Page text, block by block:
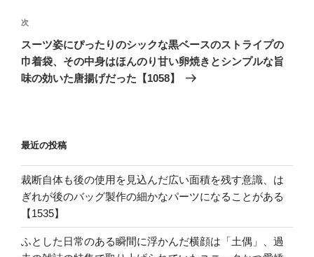
ー
シ
ョ
ン
次
の
投
稿
次
スーツ姿にぴったりのシックな黒ベースのストライプの
巾着袋、その中身はほんのり甘い卵焼きとシンプルな旨
味の効いた唐揚げだった【1058】
最近の投稿
裁断自体も後の使用を見込んだ広い面積を残す意識、は
ぎれが後のバッグ製作の細かなパーツになることがある
【1535】
ふとした日常のある瞬間に浮かんだ横顔は「土偶」、過